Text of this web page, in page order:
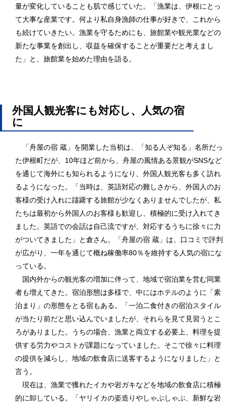
量が変化していることも肌で感じていた。「漁業は、伊根にとっ
て大事な産業です。何より私自身漁師の仕事が好きで、これから
も続けていきたい。漁業を守るためにも、旅館業や観光業などの
新たな事業を創出し、収益を確保することが重要だと考えまし
た」と、旅館業を始めた理由を語る。
外国人観光客にも対応し、人気の宿
に
「舟屋の宿 蔵」を開業した当初は、「知る人ぞ知る」名所だっ
た伊根町だが、10年ほど前から、舟屋の風情ある景観がSNSなど
を通じて海外にも知られるようになり、外国人観光客も多く訪れ
るようになった。「当時は、英語対応の難しさから、外国人のお
客様の受け入れに躊躇する旅館が少なくありませんでしたが、私
たちは最初から外国人のお客様も歓迎し、積極的に受け入れてき
ました。英語での会話は自己流ですが、対応するうちに徐々に力
がついてきました」と倉さん。「舟屋の宿 蔵」は、口コミで評判
が広がり、一年を通じて概ね稼働率80％を維持する人気の宿にな
っている。
国内外からの観光客の増加に伴って、地域で宿泊業を営む同業
者も増えてきた。宿泊形態は多様で、中にはホテルのように「素
泊まり」の形態をとる宿もある。「一泊二食付きの宿泊スタイル
が当たり前だと思い込んでいましたが、それらを見て見習うとこ
ろがありました。うちの場合、漁業と両立する必要上、料理を提
供する労力やコストが課題になっていました。そこで徐々に料理
の提供を減らし、地域の飲食店に送客するようになりました」と
言う。
現在は、漁業で獲れたイカや岩ガキなどを地域の飲食店に積極
的に卸している。「ヤリイカの姿造りやしゃぶしゃぶ、新鮮な岩